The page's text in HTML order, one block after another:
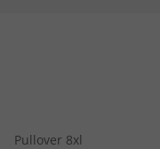
Pullover 8xl